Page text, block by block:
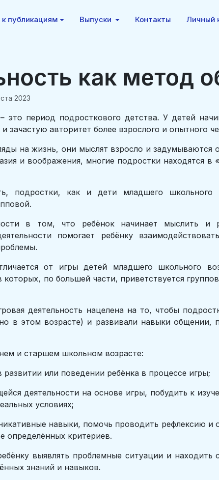
к публикациям Выпуски Контакты Личный
как метод
2023
период подросткового детства. У детей
зачастую авторитет более взрослого и опытного
на жизнь, они мыслят взросло и
и воображения, многие подростки находятся
подростки, как и дети младшего школьного
в том, что ребёнок начинает мыслить
помогает ребёнку
от игры детей младшего школьного
по большей части, приветствуется
деятельность нацелена на то, чтобы
в этом возрасте) и развивали навыки общении,
и старшем школьном возрасте:
или поведении ребёнка в процессе игры;
на основе игры, побудить к
условиях;
навыки, помочь проводить рефлексию и
определённых критериев.
выявлять проблемные ситуации и
знаний и навыков.